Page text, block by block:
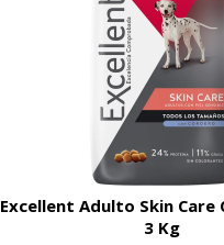
Excellent Adulto Skin Care
3 Kg